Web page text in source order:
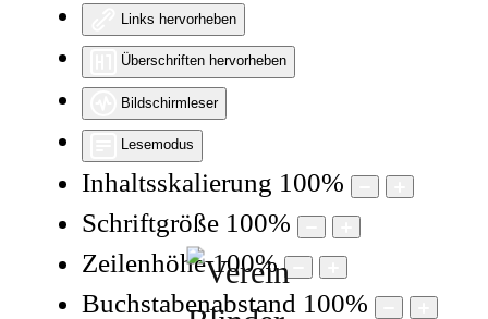
Links hervorheben
Überschriften hervorheben
Bildschirmleser
Lesemodus
Inhaltsskalierung 100%
Schriftgröße 100%
Zeilenhöhe 100%
Buchstabenabstand 100%